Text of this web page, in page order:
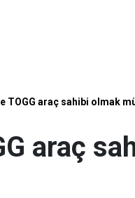
TOGG araç sahibi olmak
araç